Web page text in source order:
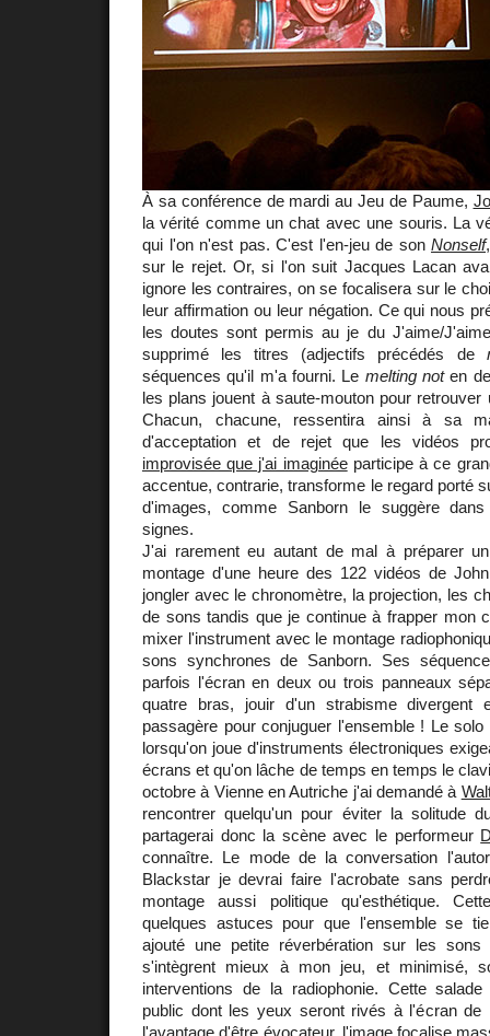
À sa conférence de mardi au Jeu de Paume,
la vérité comme un chat avec une souris. La
qui l'on n'est pas. C'est l'en-jeu de son Nonself
sur le rejet. Or, si l'on suit Jacques Lacan
ignore les contraires, on se focalisera sur le
leur affirmation ou leur négation. Ce qui nous
les doutes sont permis au je du J'aime/
supprimé les titres (adjectifs précédés de
séquences qu'il m'a fourni. Le melting noten
les plans jouent à saute-mouton pour retrouver
Chacun, chacune, ressentira ainsi à sa
d'acceptation et de rejet que les vidéos
improvisée que j'ai imaginéeparticipe à ce
accentue, contrarie, transforme le regard porté
d'images, comme Sanborn le suggère
signes.
J'ai rarement eu autant de mal à préparer
montage d'une heure des 122 vidéos de
jongler avec le chronomètre, la projection, les
de sons tandis que je continue à frapper mon
mixer l'instrument avec le montage
sons synchrones de Sanborn. Ses
parfois l'écran en deux ou trois panneaux
quatre bras, jouir d'un strabisme divergent
passagère pour conjuguer l'ensemble ! Le
lorsqu'on joue d'instruments électroniques
écrans et qu'on lâche de temps en temps le
octobre à Vienne en Autriche j'ai demandé à
rencontrer quelqu'un pour éviter la solitude
partagerai donc la scène avec le performeur
connaître. Le mode de la conversation
Blackstar je devrai faire l'acrobate sans
montage aussi politique qu'esthétique.
quelques astuces pour que l'ensemble se
ajouté une petite réverbération sur les sons
s'intègrent mieux à mon jeu, et minimisé,
interventions de la radiophonie. Cette
public dont les yeux seront rivés à l'écran